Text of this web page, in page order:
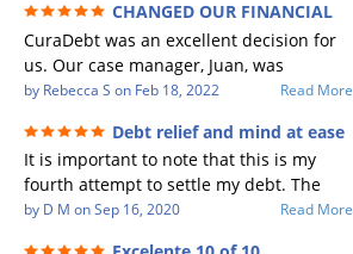
CHANGED OUR FINANCIAL
FUTURE (credit 200 Points / 90 K in debt
GONE)
CuraDebt was an excellent decision for
us. Our case manager, Juan, was
incredible to work with. He and Julio
Every communication was quickly
responded to and all of our questions
were answered. We were able to clear
up in excess of 90 K in debt in a few
years with a manageable payment.
by Rebecca S on Feb 18, 2022 Read More
Debt relief and mind at ease
It is important to note that this is my
fourth attempt to settle my debt. The
first debt settlement company gave me
by D M onSep 16, 2020 Read More